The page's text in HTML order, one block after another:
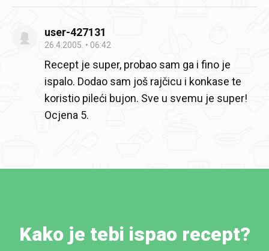
user-427131
26.4.2005. 06:42
Recept je super, probao sam ga i fino je
ispalo. Dodao sam još rajčicu i konkase te
koristio pileći bujon. Sve u svemu je super!
Ocjena 5.
Kako je tebi ispao recept?